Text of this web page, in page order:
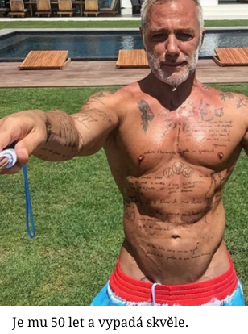
Je mu 50 let a vypadá skvěle.